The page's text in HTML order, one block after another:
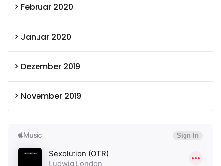
Februar 2020
Januar 2020
Dezember 2019
November 2019